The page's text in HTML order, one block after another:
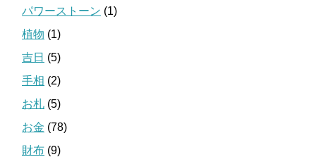
パワーストーン (1)
植物 (1)
吉日 (5)
手相 (2)
お札 (5)
お金 (78)
財布 (9)